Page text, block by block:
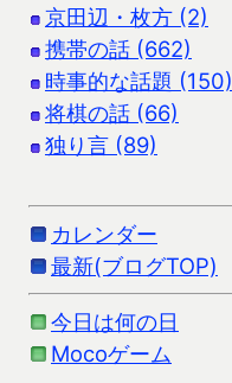
京田辺・枚方 (2)
携帯の話 (662)
時事的な話題 (150)
将棋の話 (66)
独り言 (89)
カレンダー
最新(ブログTOP)
今日は何の日
Mocoゲーム